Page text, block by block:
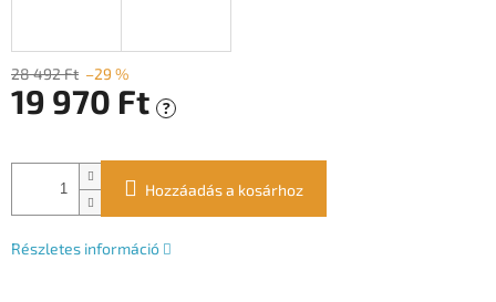
28 492 Ft –29 %
19 970 Ft ?
Hozzáadás a kosárhoz
Részletes információ